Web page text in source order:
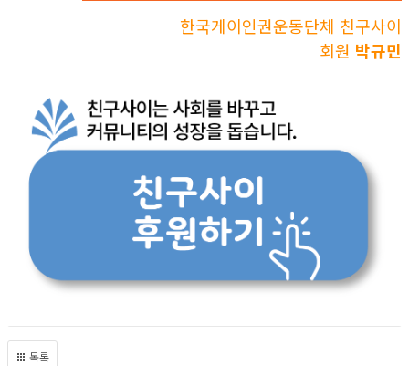
한국게이인권운동단체 친구사이
회원 박규민
목록